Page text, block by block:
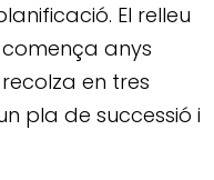
El relleu
anys
en tres
pla de successió i